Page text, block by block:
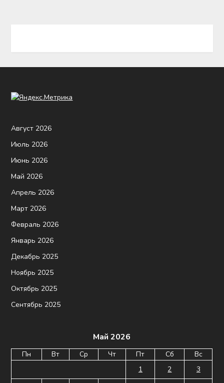
Август 2026
Июль 2026
Июнь 2026
Май 2026
Апрель 2026
Март 2026
Февраль 2026
Январь 2026
Декабрь 2025
Ноябрь 2025
Октябрь 2025
Сентябрь 2025
Май 2026
Пн Вт Ср Чт Пт Сб
Вс
1
2 3